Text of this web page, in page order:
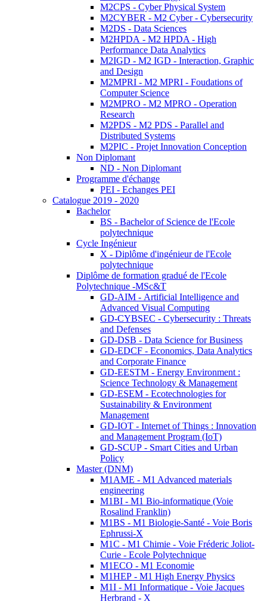
M2CPS - Cyber Physical System
M2CYBER - M2 Cyber - Cybersecurity
M2DS - Data Sciences
M2HPDA - M2 HPDA - High
Performance Data Analytics
M2IGD - M2 IGD - Interaction, Graphic
and Design
M2MPRI - M2 MPRI - Foudations of
Computer Science
M2MPRO - M2 MPRO - Operation
Research
M2PDS - M2 PDS - Parallel and
Distributed Systems
M2PIC - Projet Innovation Conception
Non Diplomant
ND - Non Diplomant
Programme d'échange
PEI - Echanges PEI
Catalogue 2019 - 2020
Bachelor
BS - Bachelor of Science de l'Ecole
polytechnique
Cycle Ingénieur
X - Diplôme d'ingénieur de l'Ecole
polytechnique
Diplôme de formation gradué de l'Ecole
Polytechnique -MSc&T
GD-AIM - Artificial Intelligence and
Advanced Visual Computing
GD-CYBSEC - Cybersecurity : Threats
and Defenses
GD-DSB - Data Science for Business
GD-EDCF - Economics, Data Analytics
and Corporate Finance
GD-EESTM - Energy Environment :
Science Technology & Management
GD-ESEM - Ecotechnologies for
Sustainability & Environment
Management
GD-IOT - Internet of Things : Innovation
and Management Program (IoT)
GD-SCUP - Smart Cities and Urban
Policy
Master (DNM)
M1AME - M1 Advanced materials
engineering
M1BI - M1 Bio-informatique (Voie
Rosalind Franklin)
M1BS - M1 Biologie-Santé - Voie Boris
Ephrussi-X
M1C - M1 Chimie - Voie Fréderic Joliot-
Curie - Ecole Polytechnique
M1ECO - M1 Economie
M1HEP - M1 High Energy Physics
M1I - M1 Informatique - Voie Jacques
Herbrand - X